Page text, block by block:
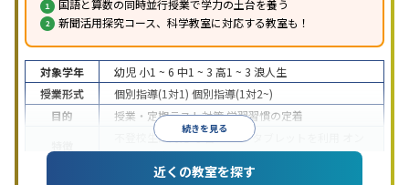
国語と算数の同時並行授業で学力の土台を養う
新聞活用探究コース、科学教室に対応する教室も！
続きを見る
対象学年 幼児 小1 ~ 6 中1 ~ 3 高1 ~ 3 浪人生
授業形式
個別指導(1対1) 個別指導(1対2~)
目的
授業・定期テスト対策学習習慣の定着
不登校生に対応学習にPC・タブレットを利用
ライン対応
近くの教室を探す